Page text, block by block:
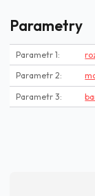
Parametry
Parametr 1
Parametr 2
Parametr 3